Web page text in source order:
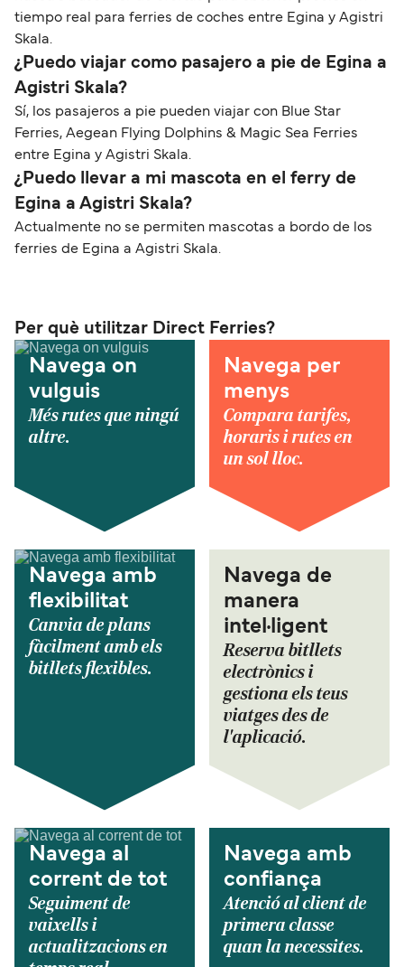
tiempo real para ferries de coches entre Egina y Agistri
Skala.
¿Puedo viajar como pasajero a pie de Egina a
Agistri Skala?
Sí, los pasajeros a pie pueden viajar con Blue Star
Ferries, Aegean Flying Dolphins & Magic Sea Ferries
entre Egina y Agistri Skala.
¿Puedo llevar a mi mascota en el ferry de
Egina a Agistri Skala?
Actualmente no se permiten mascotas a bordo de los
ferries de Egina a Agistri Skala.
Per què utilitzar Direct Ferries?
Navega on
vulguis
Més rutes que ningú
altre.
Navega per
menys
Compara tarifes,
horaris i rutes en
un sol lloc.
Navega amb
flexibilitat
Canvia de plans
fàcilment amb els
bitllets flexibles.
Navega de
manera
intel·ligent
Reserva bitllets
electrònics i
gestiona els teus
viatges des de
l'aplicació.
Navega al
corrent de tot
Seguiment de
vaixells i
actualitzacions en
Navega amb
confiança
Atenció al client de
primera classe
quan la necessites.